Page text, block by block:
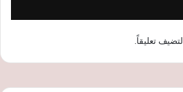
لتضيف تعليقاً.